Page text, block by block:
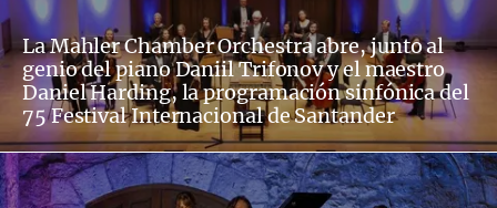
La Mahler Chamber Orchestra abre, junto al
genio del piano Daniil Trifonov y el maestro
Daniel Harding, la programación sinfónica del
75 Festival Internacional de Santander